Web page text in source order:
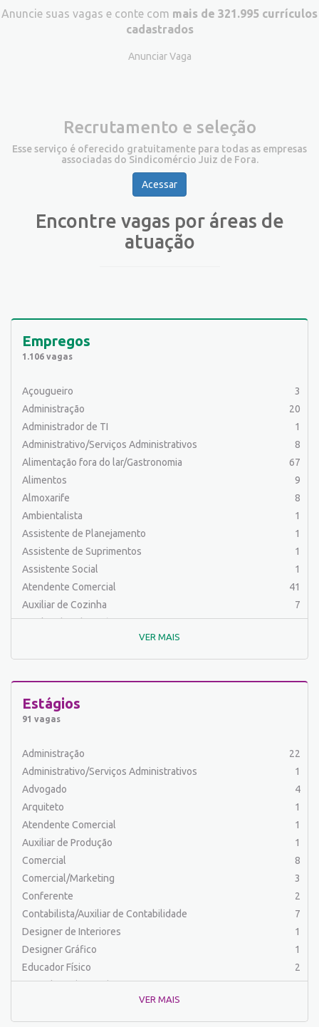
Anuncie suas vagas e conte com mais de 321.995 currículos
cadastrados
Anunciar Vaga
Recrutamento e seleção
Esse serviço é oferecido gratuitamente para todas as empresas
associadas do Sindicomércio Juiz de Fora.
Acessar
Encontre vagas por áreas de
atuação
Empregos
1.106 vagas
Açougueiro
3
Administração
20
Administrador de TI
1
Administrativo/Serviços Administrativos
8
Alimentação fora do lar/Gastronomia
67
Alimentos
9
Almoxarife
8
Ambientalista
1
Assistente de Planejamento
1
Assistente de Suprimentos
1
Assistente Social
1
Atendente Comercial
41
Auxiliar de Cozinha
7
Auxiliar de Laboratório
2
Auxiliar de Manutenção Predial
Auxiliar de Mecânica
1
Auxiliar de Serviços
Barman
Cabeleireiro
Caixa Bancário/Operador de Caixa
Carpinteiro
Carregador/Ajudante Carga e Descarga
Comercial
Comercial/Marketing
Comprador
Contabilista/Auxiliar de Contabilidade
Costureira/Costureiro Industrial
Cozinha/ Pizzaiolo
Cozinheiro
Cuidador de Crianças e Idosos
Desenvolvedor de Sistema
1
VER MAIS
Estágios
91 vagas
Administração
22
Administrativo/Serviços Administrativos
1
Advogado
4
Arquiteto
1
Atendente Comercial
1
Auxiliar de Produção
1
Comercial
8
Comercial/Marketing
3
Conferente
2
Contabilista/Auxiliar de Contabilidade
7
Designer de Interiores
1
Designer Gráfico
1
Educador Físico
2
Engenharia (Outras)
1
Engenharia de Produção
2
VER MAIS